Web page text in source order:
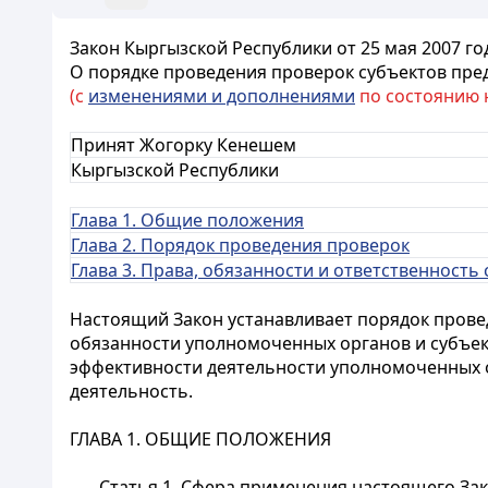
Закон Кыргызской Республики от 25 мая 2007
О порядке проведения проверок субъектов
(с изменениями и дополнениями по состоянию
Принят Жогорку Кенешем
Кыргызской Республики
Глава 1. Общие положения
Глава 2. Порядок проведения проверок
Глава 3. Права, обязанности и
Настоящий Закон устанавливает порядок
обязанности уполномоченных органов и
эффективности деятельности уполномоченных
деятельность.
ГЛАВА 1. ОБЩИЕ ПОЛОЖЕНИЯ